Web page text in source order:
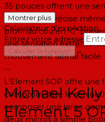
35 pouces offrent une
articulation précise
profil du cou en "C"
une sensation
mouvement latéral facile.
L'Element 5OP offre une
compromettre le son
composer une large
deux micros à simple
Montrer plus
Calculateur d'expédition
Entrez votre adresse
Calculer la livraison
→
--
Michael
Element 5